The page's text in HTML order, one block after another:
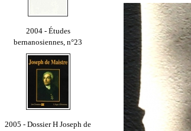
2004 - Études
bernanosiennes, n°23
2005 - Dossier H Joseph de